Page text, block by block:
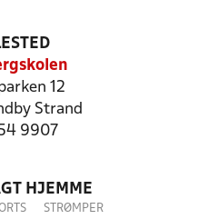
12
Strand
9907
HJEMME
STRØMPER